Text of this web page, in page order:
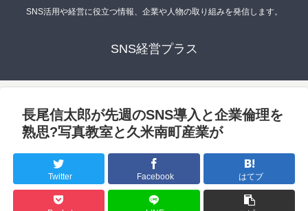
SNS活用や経営に役立つ情報、企業や人物の取り組みを発信します。
SNS経営プラス
長尾信太郎が先週のSNS導入と企業倫理を
熟思?写真教室と久米南町産業が
Twitter Facebook はてブ